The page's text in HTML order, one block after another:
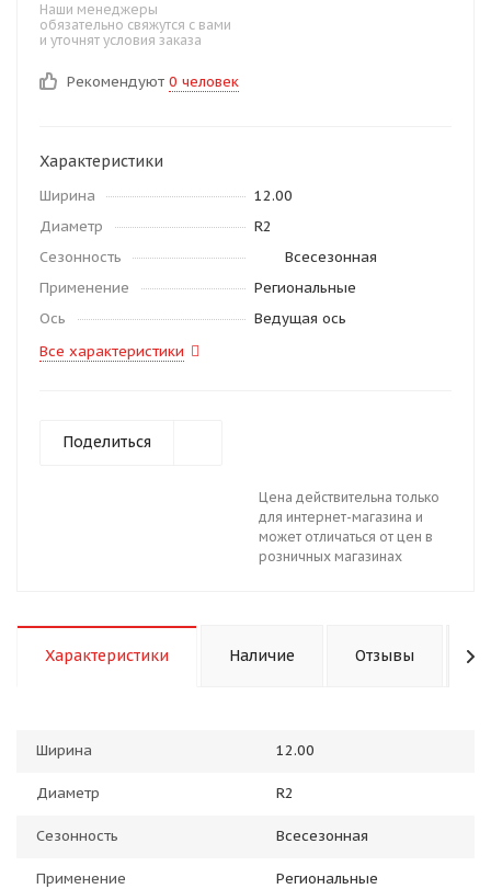
Наши менеджеры
обязательно свяжутся с вами
и уточнят условия заказа
Рекомендуют 0 человек
Характеристики
Ширина
12.00
Диаметр
R2
Сезонность
Всесезонная
Применение
Региональные
Ось
Ведущая ось
Все характеристики
Поделиться
Цена действительна только
для интернет-магазина и
может отличаться от цен в
розничных магазинах
Характеристики Наличие Отзывы
Ширина 12.00
Диаметр R2
Сезонность Всесезонная
Применение Региональные